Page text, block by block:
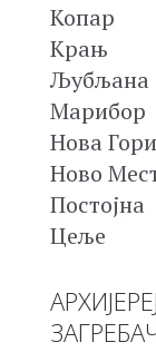
Копар
Крањ
Љубљана
Марибор
Нова
Ново
Постојна
Цеље